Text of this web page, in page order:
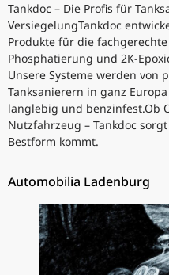
Tankdoc – Die Profis für
VersiegelungTankdoc
Produkte für die
Phosphatierung und 2K-
Unsere Systeme werden von
Tanksanierern in ganz
langlebig und benzinfest.Ob
Nutzfahrzeug – Tankdoc
Bestform kommt.
Automobilia Ladenburg